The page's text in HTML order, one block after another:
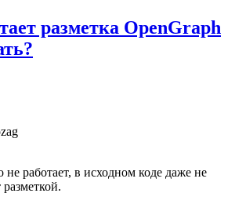
разметка OpenGraph
не работает, в исходном коде даже не
разметкой.